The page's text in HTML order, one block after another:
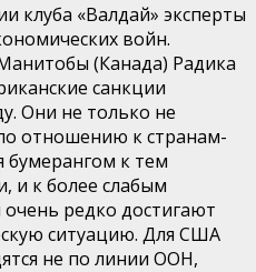
клуба «Валдай» эксперты
войн.
(Канада) Радика
санкции
Они не только не
отношению к странам-
к тем
и к более слабым
редко достигают
ситуацию. Для США
не по линии ООН,